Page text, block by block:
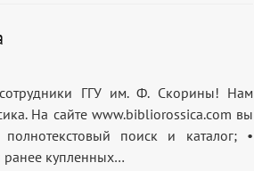
ГГУ им. Ф. Скорины! Нам
На сайте www.bibliorossica.com вы
поиск и каталог; •
ранее купленных…